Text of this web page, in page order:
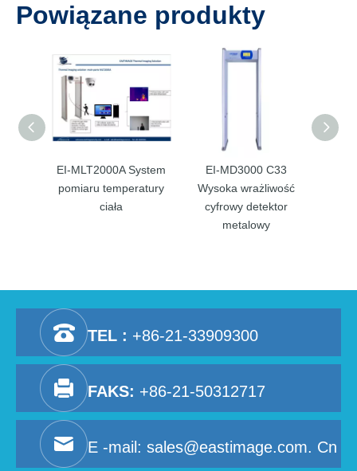
Powiązane produkty
EI-MLT2000A System
pomiaru temperatury
ciała
EI-MD3000 C33
Wysoka wrażliwość
cyfrowy detektor
metalowy
TEL : +86-21-33909300
FAKS: +86-21-50312717
E -mail: sales@eastimage.com. Cn